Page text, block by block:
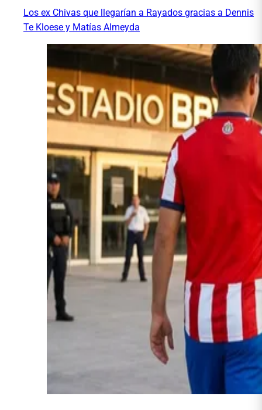
Los ex Chivas que llegarían a Rayados gracias a Dennis
Te Kloese y Matías Almeyda